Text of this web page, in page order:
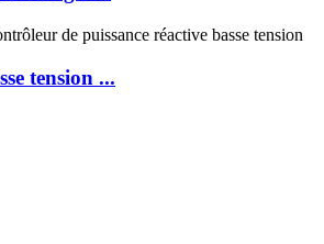
tension ...